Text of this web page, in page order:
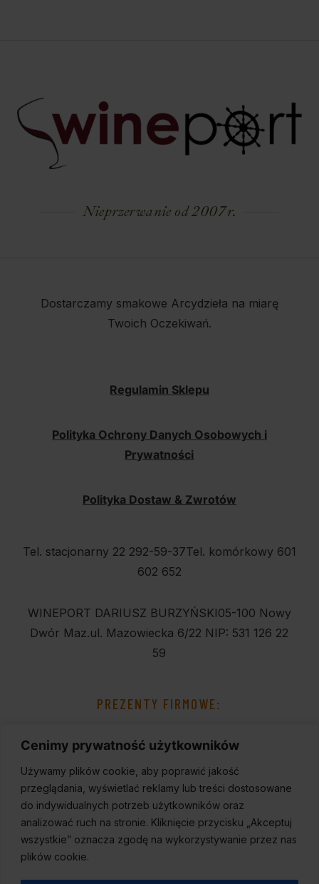
Cenimy prywatność użytkowników
Używamy plików cookie, aby poprawić jakość
przeglądania, wyświetlać reklamy lub treści dostosowane
do indywidualnych potrzeb użytkowników oraz
analizować ruch na stronie. Kliknięcie przycisku „Akceptuj
wszystkie” oznacza zgodę na wykorzystywanie przez nas
plików cookie.
Nieprzerwanie od 2007 r.
Dostarczamy smakowe Arcydzieła na miarę
Twoich Oczekiwań.
Regulamin Sklepu
Polityka Ochrony Danych Osobowych i
Prywatności
Polityka Dostaw & Zwrotów
Tel. stacjonarny 22 292-59-37Tel. komórkowy 601
602 652
WINEPORT DARIUSZ BURZYŃSKI05-100 Nowy
Dwór Maz.ul. Mazowiecka 6/22 NIP: 531 126 22
59
PREZENTY FIRMOWE: